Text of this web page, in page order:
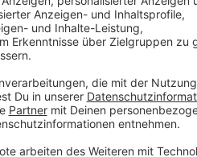
700 Räume in Frage, die mit
Die meisten Kommunen im
Luftfiltern entschieden, weil die
nicht möglich ist.